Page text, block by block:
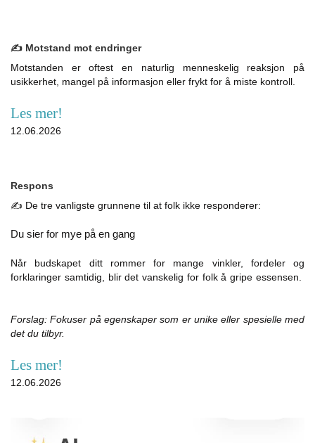
✍️ Motstand mot endringer
Motstanden er oftest en naturlig menneskelig reaksjon på
usikkerhet, mangel på informasjon eller frykt for å miste kontroll.
Les mer!
12.06.2026
Respons
✍️ De tre vanligste grunnene til at folk ikke responderer:
Du sier for mye på en gang
Når budskapet ditt rommer for mange vinkler, fordeler og
forklaringer samtidig, blir det vanskelig for folk å gripe essensen.
Forslag: Fokuser på egenskaper som er unike eller spesielle med
det du tilbyr.
Les mer!
12.06.2026